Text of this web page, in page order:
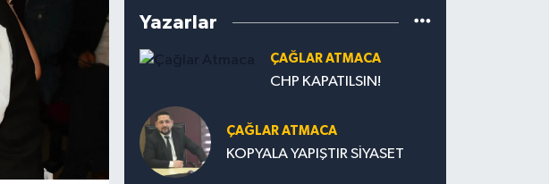
Yazarlar
ÇAĞLAR ATMACA
CHP KAPATILSIN!
ÇAĞLAR ATMACA
KOPYALA YAPIŞTIR SİYASET